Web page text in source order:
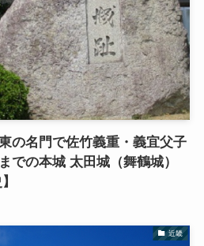
の名門で佐竹義重・義宜父子
での本城 太田城（舞鶴城）
近畿